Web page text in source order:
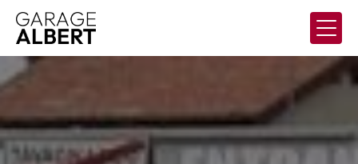
Panneau de gestion des cookies